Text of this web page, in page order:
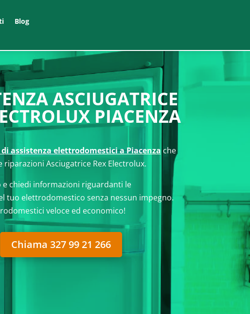
Blog
ASCIUGATRICE
PIACENZA
assistenza elettrodomestici a Piacenza che
riparazioni Asciugatrice Rex Electrolux.
e chiedi informazioni riguardanti le
tuo elettrodomestico senza nessun impegno.
veloce ed economico!
Chiama 327 99 21 266